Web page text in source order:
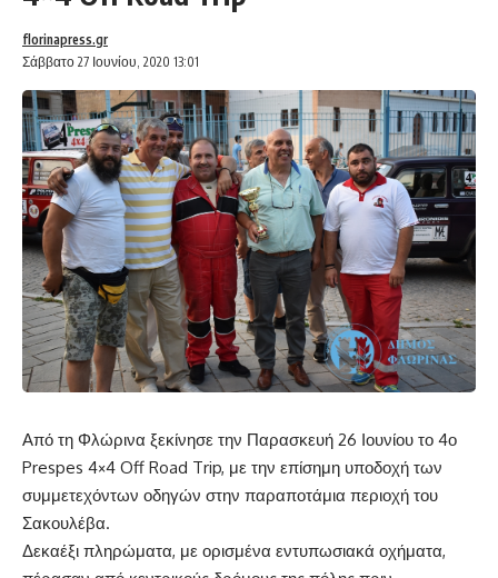
Σάββατο 27 Ιουνίου, 2020 13:01
florinapress.gr
Από τη Φλώρινα ξεκίνησε την Παρασκευή 26 Ιουνίου το 4ο
Prespes 4×4 Off Road Trip, με την επίσημη υποδοχή των
συμμετεχόντων οδηγών στην παραποτάμια περιοχή του
Σακουλέβα.
Δεκαέξι πληρώματα, με ορισμένα εντυπωσιακά οχήματα,